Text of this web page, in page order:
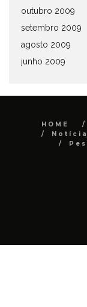
outubro 2009
setembro 2009
agosto 2009
junho 2009
HOME